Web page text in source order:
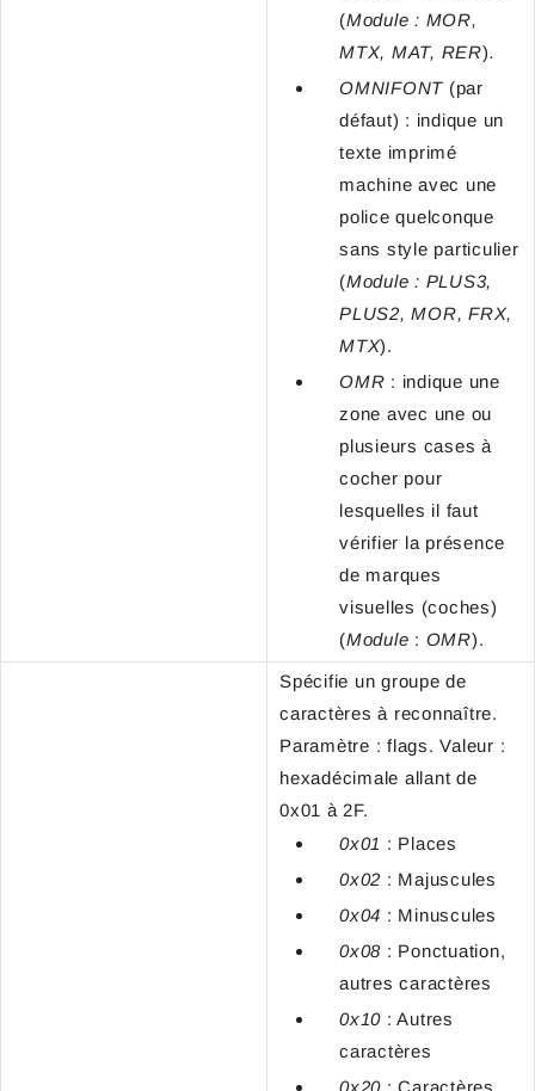
(Module : MOR,
MTX, MAT, RER).
OMNIFONT (par
défaut) : indique un
texte imprimé
machine avec une
police quelconque
sans style particulier
(Module : PLUS3,
PLUS2, MOR, FRX,
MTX).
OMR : indique une
zone avec une ou
plusieurs cases à
cocher pour
lesquelles il faut
vérifier la présence
de marques
visuelles (coches)
(Module : OMR).
Spécifie un groupe de
caractères à reconnaître.
Paramètre : flags. Valeur :
hexadécimale allant de
0x01 à 2F.
0x01 : Places
0x02 : Majuscules
0x04 : Minuscules
0x08 : Ponctuation,
autres caractères
0x10 : Autres
caractères
0x20 : Caractères